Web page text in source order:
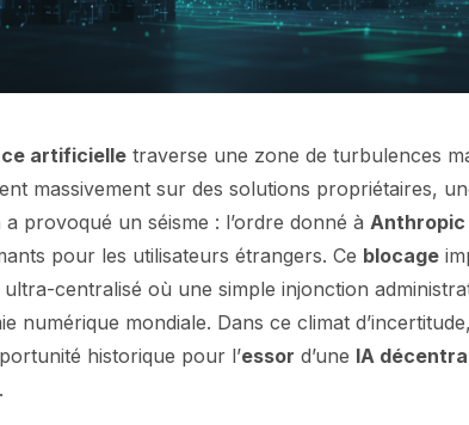
artificielle traverse une zone de turbulences
massivement sur des solutions propriétaires,
provoqué un séisme : l’ordre donné àAnthropic
pour les utilisateurs étrangers. Ce blocage
ultra-centralisé où une simple injonction
numérique mondiale. Dans ce climat
historique pour l’essor d’une IA
.